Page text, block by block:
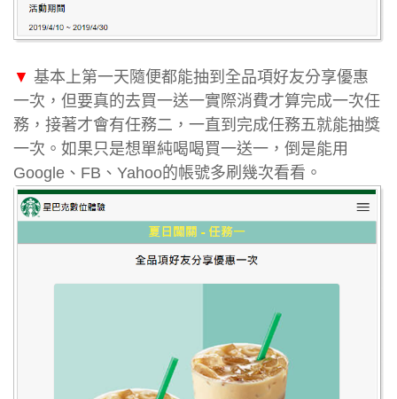
▼ 基本上第一天隨便都能抽到全品項好友分享優惠
一次，但要真的去買一送一實際消費才算完成一次任
務，接著才會有任務二，一直到完成任務五就能抽獎
一次。如果只是想單純喝喝買一送一，倒是能用
Google、FB、Yahoo的帳號多刷幾次看看。